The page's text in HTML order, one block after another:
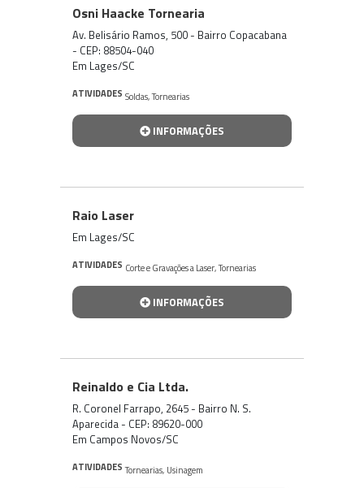
Osni Haacke Tornearia
Av. Belisário Ramos, 500 - Bairro Copacabana
- CEP: 88504-040
Em Lages/SC
ATIVIDADES Soldas,Tornearias
INFORMAÇÕES
Raio Laser
Em Lages/SC
ATIVIDADES Corte e Gravações a Laser,Tornearias
INFORMAÇÕES
Reinaldo e Cia Ltda.
R. Coronel Farrapo, 2645 - Bairro N. S.
Aparecida - CEP: 89620-000
Em Campos Novos/SC
ATIVIDADES Tornearias, Usinagem